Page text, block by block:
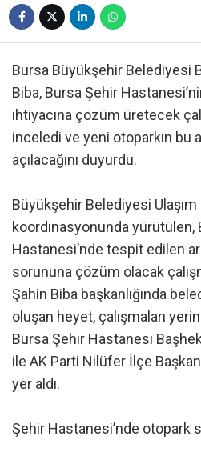
Bursa Büyükşehir Belediyesi
Biba, Bursa Şehir
ihtiyacına çözüm üretecek
inceledi ve yeni otoparkın bu
açılacağını duyurdu.
Büyükşehir Belediyesi Ulaşım
koordinasyonunda yürütülen,
Hastanesi’nde tespit edilen
sorununa çözüm olacak
Şahin Biba başkanlığında
oluşan heyet, çalışmaları
Bursa Şehir Hastanesi
ile AK Parti Nilüfer İlçe
yer aldı.
Şehir Hastanesi’nde otopark